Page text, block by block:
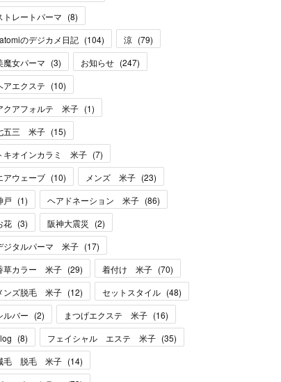
トレートパーマ (8)
のデジカメ日記 (104) 涼 (79)
魔女パーマ (3) お知らせ (247)
アエクステ (10)
クアフォルテ 米子 (1)
五三 米子 (15)
キオインカラミ 米子 (7)
アウェーブ (10) メンズ 米子 (23)
戸 (1) ヘアドネーション 米子 (86)
花 (3) 阪神大震災 (2)
ジタルパーマ 米子 (17)
草カラー 米子 (29) 着付け 米子 (70)
ンズ脱毛 米子 (12) セットスタイル (48)
ルバー (2) まつげエクステ 米子 (16)
(8) フェイシャル エステ 米子 (35)
毛 脱毛 米子 (14)